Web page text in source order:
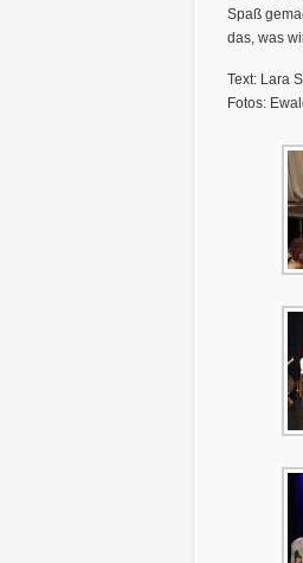
Spaß
das, was
Text: Lara
Fotos: